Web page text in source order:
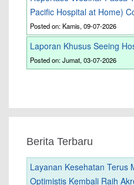
Pacific Hospital at Home)
Posted on: Kamis, 09-07-2026
Laporan Khusus Seeing
Posted on: Jumat, 03-07-2026
Berita Terbaru
Layanan Kesehatan Terus
Optimistis Kembali Raih